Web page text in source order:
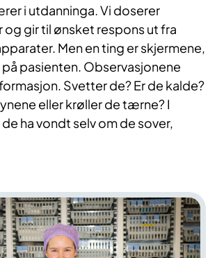
i utdanninga. Vi doserer
gir til ønsket respons ut fra
Men en ting er skjermene,
på pasienten. Observasjonene
Svetter de? Er de kalde?
eller krøller de tærne? I
ha vondt selv om de sover,